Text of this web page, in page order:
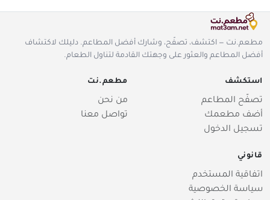
مطعم.نت — اكتشف، تصفّح، وشارك أفضل المطاعم. دليلك لاكتشاف
أفضل المطاعم والعثور على وجهتك القادمة لتناول الطعام.
استكشف
تصفّح المطاعم
أضف مطعمك
تسجيل الدخول
مطعم.نت
من نحن
تواصل معنا
قانوني
اتفاقية المستخدم
سياسة الخصوصية